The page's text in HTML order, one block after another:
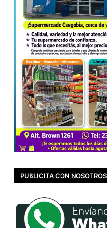
PUBLICITA CON NOSOTROS